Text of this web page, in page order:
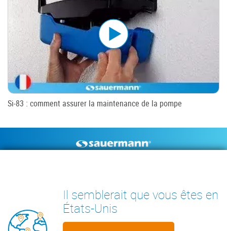
Si-83 : comment assurer la maintenance de la pompe
DOCUMENTS TECHNIQUES
INSIGHTS
Il semblerait que vous êtes en
États-Unis